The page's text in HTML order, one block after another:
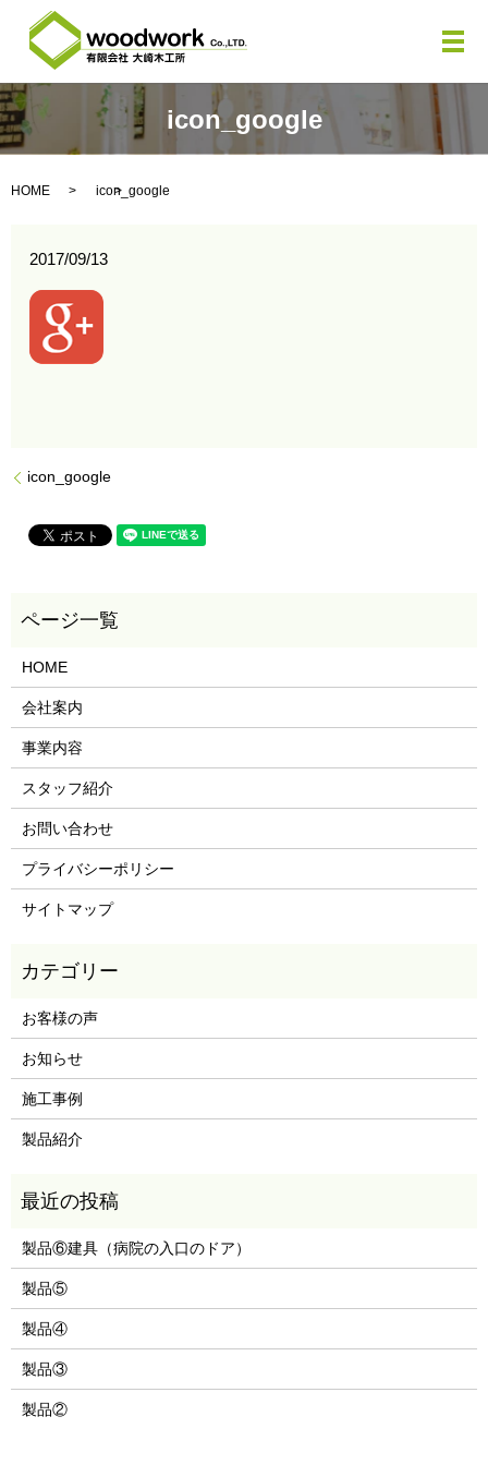
メ
icon_google
HOME icon_google
2017/09/13
icon_google
HOME
会社案内
事業内容
スタッフ紹介
お問い合わせ
プライバシーポリシー
サイトマップ
お客様の声
お知らせ
施工事例
製品紹介
製品⑥建具（病院の入口のドア）
製品⑤
製品④
製品③
製品②